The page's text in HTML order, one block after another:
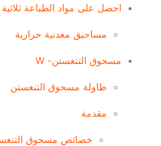
احصل على مواد الطباعة ثلاثية
مساحيق معدنية حرارية
مسحوق التنغستن- W
طاولة مسحوق التنغستن
مقدمة
خصائص مسحوق